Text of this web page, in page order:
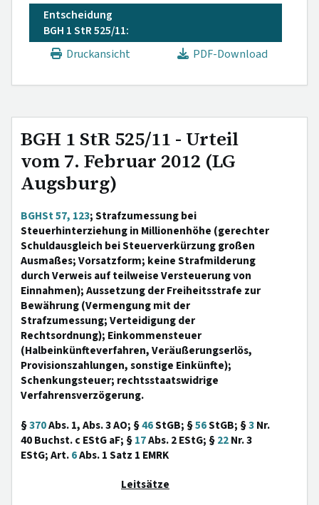
Entscheidung
BGH 1 StR 525/11:
Druckansicht
PDF-Download
BGH 1 StR 525/11 - Urteil
vom 7. Februar 2012 (LG
Augsburg)
BGHSt 57, 123; Strafzumessung bei
Steuerhinterziehung in Millionenhöhe (gerechter
Schuldausgleich bei Steuerverkürzung großen
Ausmaßes; Vorsatzform; keine Strafmilderung
durch Verweis auf teilweise Versteuerung von
Einnahmen); Aussetzung der Freiheitsstrafe zur
Bewährung (Vermengung mit der
Strafzumessung; Verteidigung der
Rechtsordnung); Einkommensteuer
(Halbeinkünfteverfahren, Veräußerungserlös,
Provisionszahlungen, sonstige Einkünfte);
Schenkungsteuer; rechtsstaatswidrige
Verfahrensverzögerung.
§370Abs. 1, Abs. 3 AO; §46StGB; §56StGB; §3Nr.
40 Buchst. c EStG aF; §17Abs. 2 EStG; §22Nr. 3
EStG; Art.6Abs. 1 Satz 1 EMRK
Leitsätze